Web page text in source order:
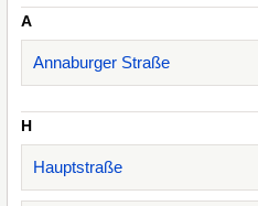
A
Annaburger Straße
H
Hauptstraße